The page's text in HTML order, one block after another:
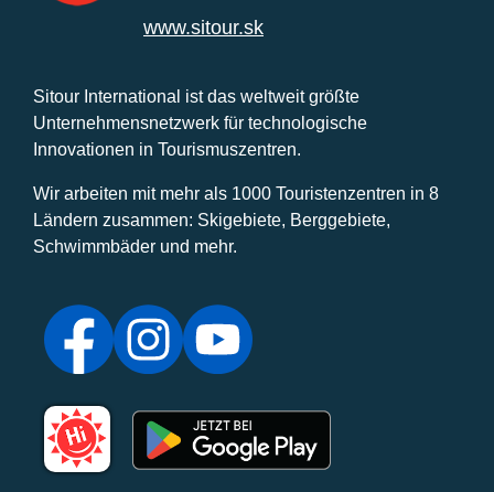
www.sitour.sk
Sitour International ist das weltweit größte
Unternehmensnetzwerk für technologische
Innovationen in Tourismuszentren.
Wir arbeiten mit mehr als 1000 Touristenzentren in 8
Ländern zusammen: Skigebiete, Berggebiete,
Schwimmbäder und mehr.